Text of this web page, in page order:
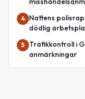
4
Nattens
dödlig
5
Trafikkontroll i
anmärkningar